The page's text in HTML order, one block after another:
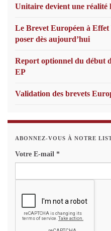
Unitaire devient une réalité
Le Brevet Européen à Effet
poser dès aujourd’hui
Report optionnel du début
EP
Validation des brevets
ABONNEZ-VOUS À NOTRE
Votre E-mail *